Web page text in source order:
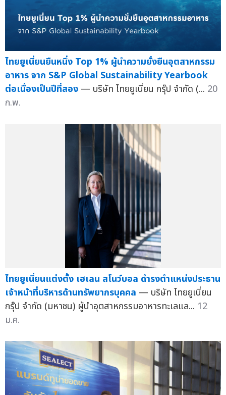
ไทยยูเนี่ยนยืนหนึ่ง Top 1% ผู้นำความยั่งยืนอุตสาหกรรม
อาหาร จาก S&P Global Sustainability Yearbook
ต่อเนื่องเป็นปีที่สอง — บริษัท ไทยยูเนี่ยน กรุ๊ป จำกัด (... 20
ก.พ.
ไทยยูเนี่ยนแต่งตั้ง เฮเลน สโนว์บอล ดำรงตำแหน่งประธาน
เจ้าหน้าที่บริหารด้านทรัพยากรบุคคล — บริษัท ไทยยูเนี่ยน
กรุ๊ป จำกัด (มหาชน) ผู้นำอุตสาหกรรมอาหารทะเลแล... 12
ม.ค.